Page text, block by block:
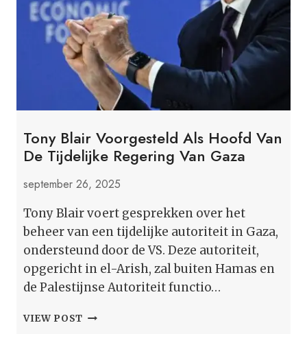
Tony Blair Voorgesteld Als Hoofd Van
De Tijdelijke Regering Van Gaza
september 26, 2025
Tony Blair voert gesprekken over het
beheer van een tijdelijke autoriteit in Gaza,
ondersteund door de VS. Deze autoriteit,
opgericht in el-Arish, zal buiten Hamas en
de Palestijnse Autoriteit functio…
VIEW POST TONY